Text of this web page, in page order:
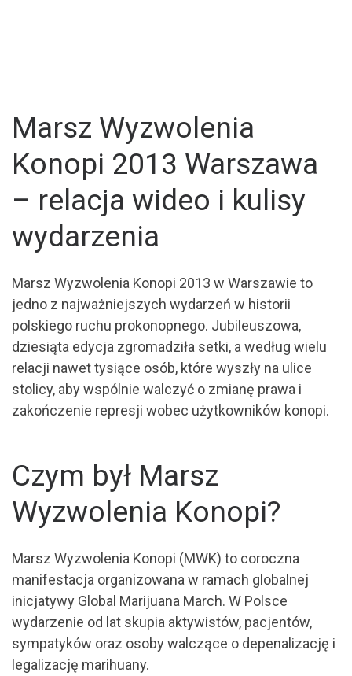
Marsz Wyzwolenia
Konopi 2013 Warszawa
– relacja wideo i kulisy
wydarzenia
Marsz Wyzwolenia Konopi 2013 w Warszawie to
jedno z najważniejszych wydarzeń w historii
polskiego ruchu prokonopnego. Jubileuszowa,
dziesiąta edycja zgromadziła setki, a według wielu
relacji nawet tysiące osób, które wyszły na ulice
stolicy, aby wspólnie walczyć o zmianę prawa i
zakończenie represji wobec użytkowników konopi.
Czym był Marsz
Wyzwolenia Konopi?
Marsz Wyzwolenia Konopi (MWK) to coroczna
manifestacja organizowana w ramach globalnej
inicjatywy Global Marijuana March. W Polsce
wydarzenie od lat skupia aktywistów, pacjentów,
sympatyków oraz osoby walczące o depenalizację i
legalizację marihuany.